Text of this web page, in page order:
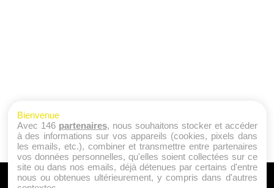
A PROPOS
Bienvenue
Avec 146 partenaires, nous souhaitons stocker et accéder
à des informations sur vos appareils (cookies, pixels dans
les emails, etc.), combiner et transmettre entre partenaires
vos données personnelles, qu'elles soient collectées sur ce
site ou dans nos emails, déjà détenues par certains d'entre
nous ou obtenues ultérieurement, y compris dans d'autres